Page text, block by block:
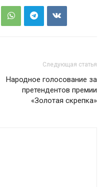
Следующая статья
Народное голосование за
претендентов премии
«Золотая скрепка»